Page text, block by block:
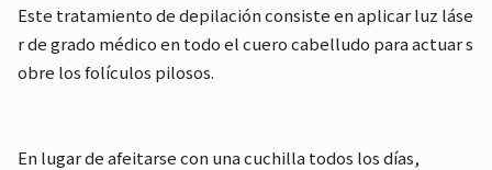
Este tratamiento de depilación consiste en aplicar luz láse
r de grado médico en todo el cuero cabelludo para actuar s
obre los folículos pilosos.
En lugar de afeitarse con una cuchilla todos los días,